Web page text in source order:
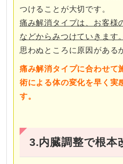
つけることが大切です。
痛み解消タイプは、お客様
などからみつけていきます。
思わぬところに原因がある
痛み解消タイプに合わせて
術による体の変化を早く実
す。
3.内臓調整で根本